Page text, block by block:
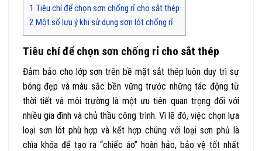
1 Tiêu chí để chọn sơn chống rỉ cho sắt thép
2 Một số lưu ý khi sử dụng sơn lót chống rỉ
Tiêu chí để chọn sơn chống rỉ cho sắt thép
Đảm bảo cho lớp sơn trên bề mặt sắt thép luôn duy trì sự
bóng đẹp và màu sắc bền vững trước những tác động từ
thời tiết và môi trường là một ưu tiên quan trọng đối với
nhiều gia đình và chủ thầu công trình. Vì lẽ đó, việc chọn lựa
loại sơn lót phù hợp và kết hợp chúng với loại sơn phủ là
chìa khóa để tạo ra “chiếc áo” hoàn hảo, bảo vệ tốt nhất